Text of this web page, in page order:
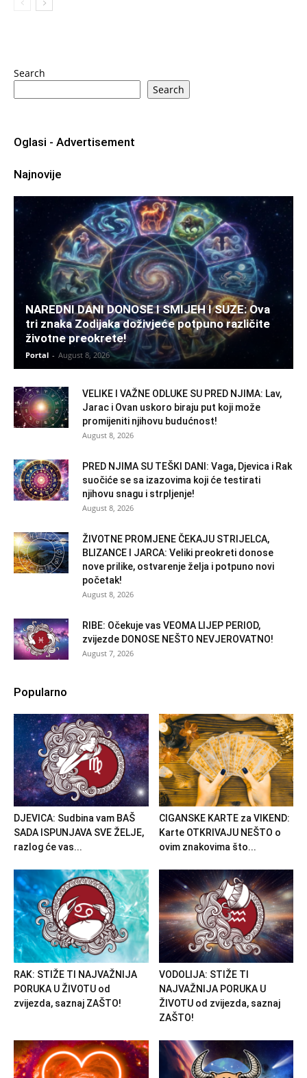
Search
Search
Oglasi - Advertisement
Najnovije
NAREDNI DANI DONOSE I SMIJEH I SUZE: Ova
tri znaka Zodijaka doživjeće potpuno različite
životne preokrete!
Portal - August 8, 2026
VELIKE I VAŽNE ODLUKE SU PRED NJIMA: Lav,
Jarac i Ovan uskoro biraju put koji može
promijeniti njihovu budućnost!
August 8, 2026
PRED NJIMA SU TEŠKI DANI: Vaga, Djevica i Rak
suočiće se sa izazovima koji će testirati
njihovu snagu i strpljenje!
August 8, 2026
ŽIVOTNE PROMJENE ČEKAJU STRIJELCA,
BLIZANCE I JARCA: Veliki preokreti donose
nove prilike, ostvarenje želja i potpuno novi
početak!
August 8, 2026
RIBE: Očekuje vas VEOMA LIJEP PERIOD,
zvijezde DONOSE NEŠTO NEVJEROVATNO!
August 7, 2026
Popularno
DJEVICA: Sudbina vam BAŠ
SADA ISPUNJAVA SVE ŽELJE,
razlog će vas...
CIGANSKE KARTE za VIKEND:
Karte OTKRIVAJU NEŠTO o
ovim znakovima što...
RAK: STIŽE TI NAJVAŽNIJA
PORUKA U ŽIVOTU od
zvijezda, saznaj ZAŠTO!
VODOLIJA: STIŽE TI
NAJVAŽNIJA PORUKA U
ŽIVOTU od zvijezda, saznaj
ZAŠTO!